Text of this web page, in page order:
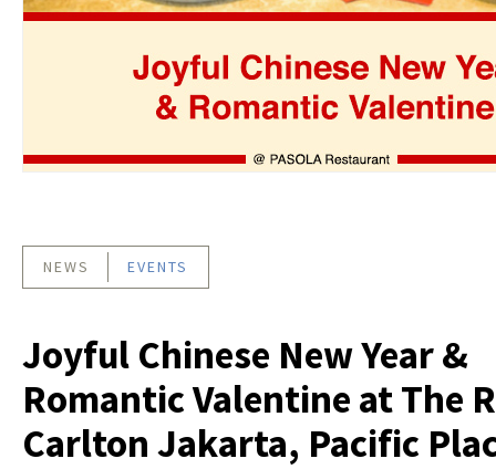
NEWS EVENTS
Joyful Chinese New Year &
Romantic Valentine at The
Carlton Jakarta, Pacific